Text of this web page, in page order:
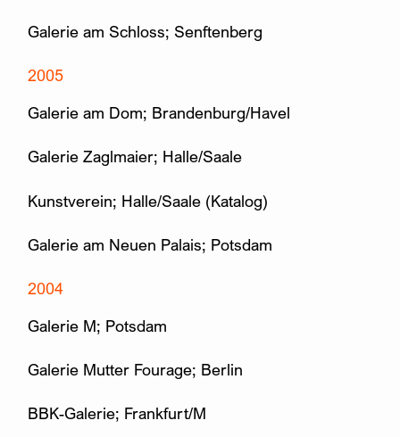
Galerie am Schloss; Senftenberg
2005
Galerie am Dom; Brandenburg/Havel
Galerie Zaglmaier; Halle/Saale
Kunstverein; Halle/Saale (Katalog)
Galerie am Neuen Palais; Potsdam
2004
Galerie M; Potsdam
Galerie Mutter Fourage; Berlin
BBK-Galerie; Frankfurt/M